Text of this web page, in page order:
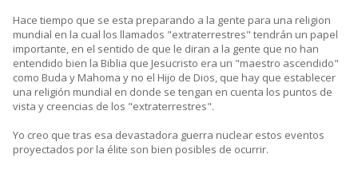
Hace tiempo que se esta preparando a la gente para una religion
mundial en la cual los llamados "extraterrestres" tendrán un papel
importante, en el sentido de que le diran a la gente que no han
entendido bien la Biblia que Jesucristo era un "maestro ascendido"
como Buda y Mahoma y no el Hijo de Dios, que hay que establecer
una religión mundial en donde se tengan en cuenta los puntos de
vista y creencias de los "extraterrestres".
Yo creo que tras esa devastadora guerra nuclear estos eventos
proyectados por la élite son bien posibles de ocurrir.